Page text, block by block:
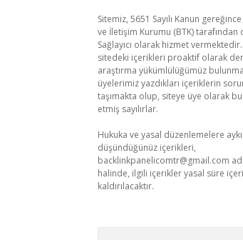
Sitemiz, 5651 Sayılı Kanun
ve İletişim Kurumu (BTK) tarafından
Sağlayıcı olarak hizmet
sitedeki içerikleri proaktif olarak
araştırma yükümlülüğümüz
üyelerimiz yazdıkları içeriklerin
taşımakta olup, siteye üye olarak
etmiş sayılırlar.
Hukuka ve yasal düzenlemelere
düşündüğünüz içerikleri,
backlinkpanelicomtr@gmail.com
halinde, ilgili içerikler yasal süre
kaldırılacaktır.